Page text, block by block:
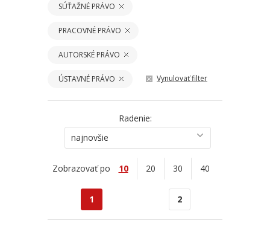
SÚŤAŽNÉ PRÁVO
PRACOVNÉ PRÁVO
AUTORSKÉ PRÁVO
ÚSTAVNÉ PRÁVO Vynulovať filter
Radenie:
najnovšie
Zobrazovať po 10 20 30 40
1 2